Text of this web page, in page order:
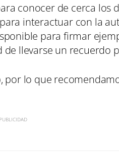
conocer de cerca los
interactuar con la
para firmar
llevarse un recuerdo
por lo que